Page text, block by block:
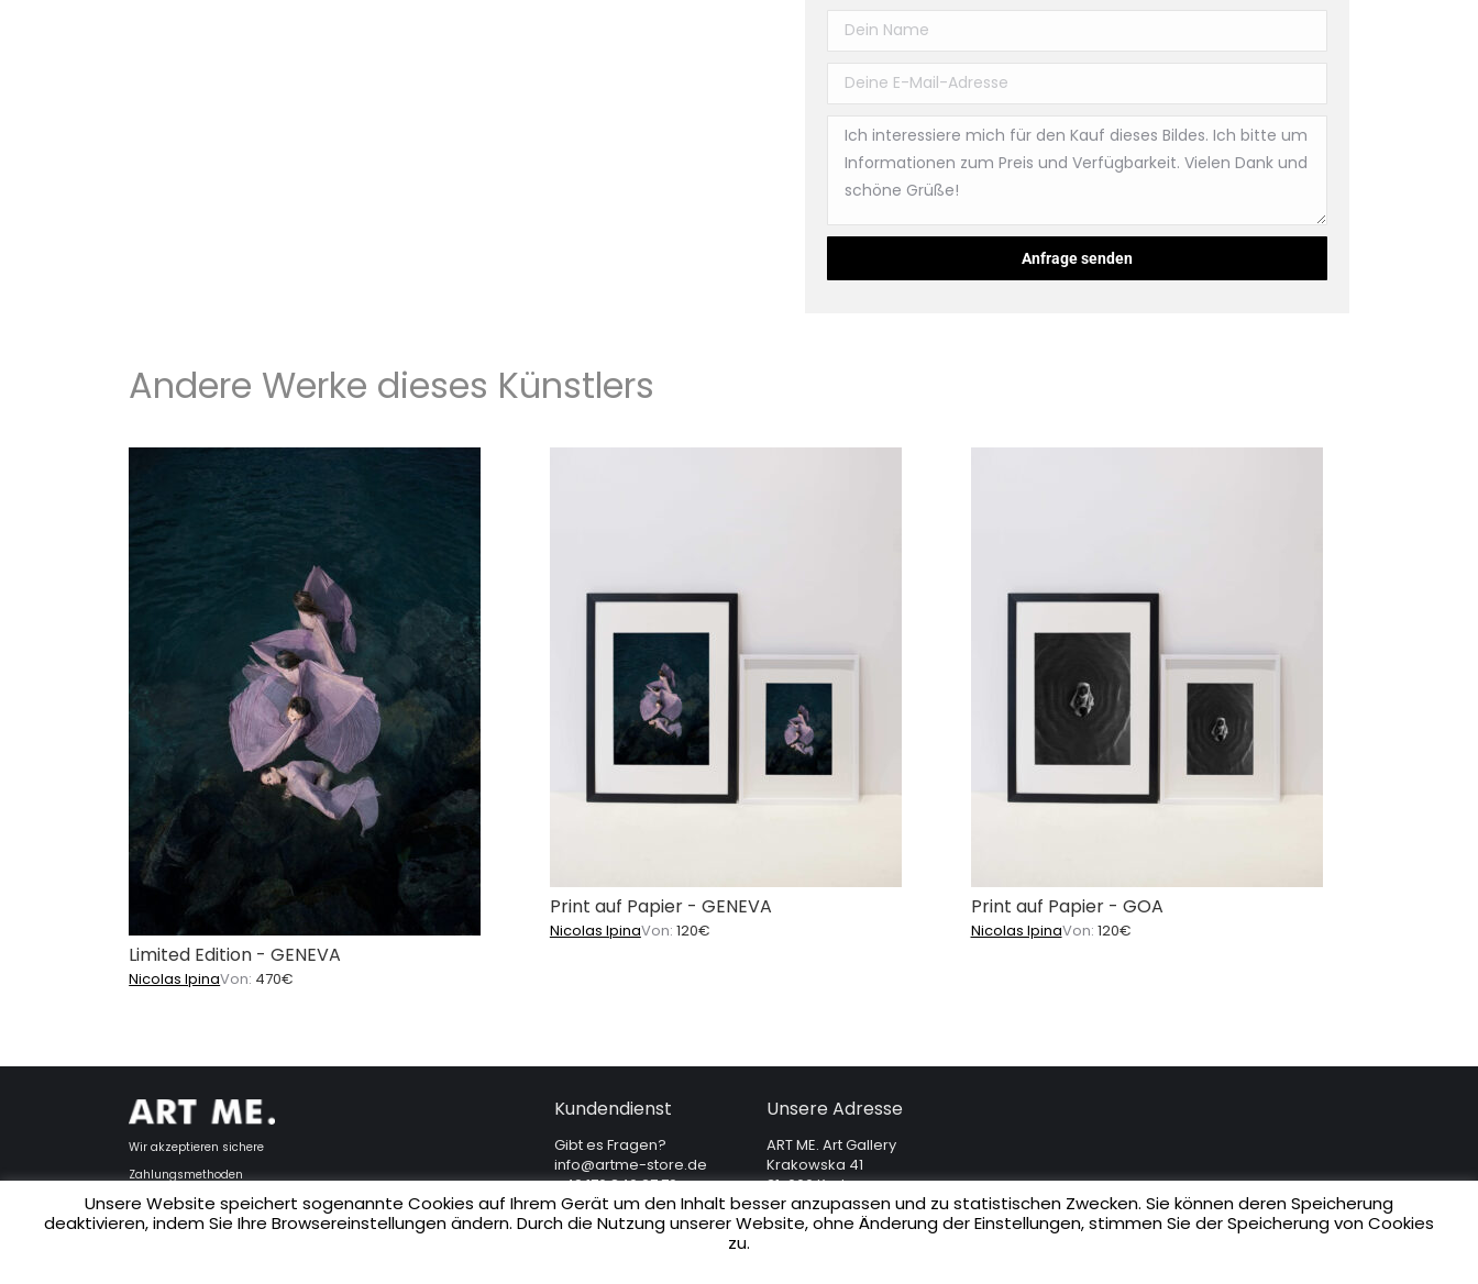
Andere Werke dieses Künstlers
Limited Edition - GENEVA
Nicolas IpinaVon: 470€
Print auf Papier - GENEVA
Nicolas IpinaVon: 120€
Print auf Papier - GOA
Nicolas IpinaVon: 120€
Wir akzeptieren sichere
Zahlungsmethoden
Kundendienst
Gibt es Fragen?
info@artme-store.de
+49 176 840 27 79
Lieferung und
Rückgabe
Unsere Adresse
ART ME. Art Gallery
Krakowska 41
31-066 Krakau
(Polen)
Unsere Website speichert sogenannte Cookies auf Ihrem Gerät um den Inhalt besser anzupassen und zu statistischen Zwecken. Sie können deren Speicherung
deaktivieren, indem Sie Ihre Browsereinstellungen ändern. Durch die Nutzung unserer Website, ohne Änderung der Einstellungen, stimmen Sie der Speicherung von Cookies
zu.